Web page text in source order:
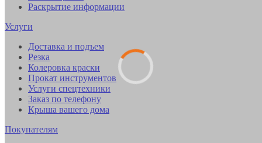
Раскрытие информации
Услуги
Доставка и подъем
Резка
Колеровка краски
Прокат инструментов
Услуги спецтехники
Заказ по телефону
Крыша вашего дома
Покупателям